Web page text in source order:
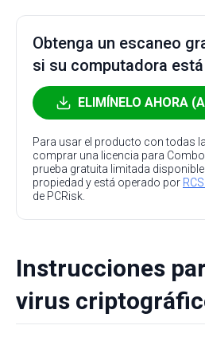
Obtenga un escaneo
si su computadora
ELIMÍNELO AHORA
Para usar el producto con todas
comprar una licencia para Combo
prueba gratuita limitada
propiedad y está operado por
de PCRisk.
Instrucciones
virus